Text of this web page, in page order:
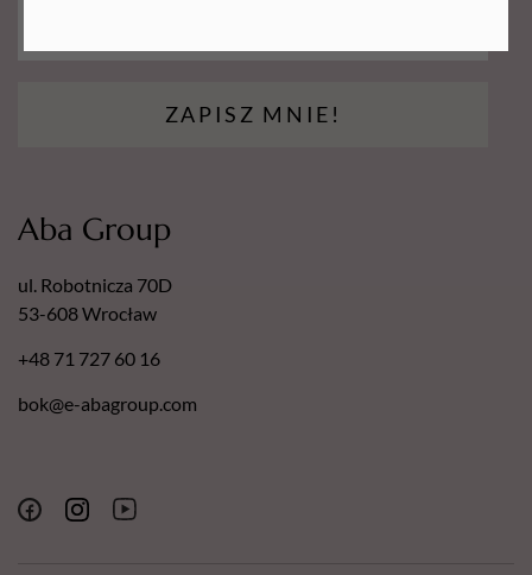
ZAPISZ MNIE!
Aba Group
ul. Robotnicza 70D
53-608 Wrocław
+48 71 727 60 16
bok@e-abagroup.com